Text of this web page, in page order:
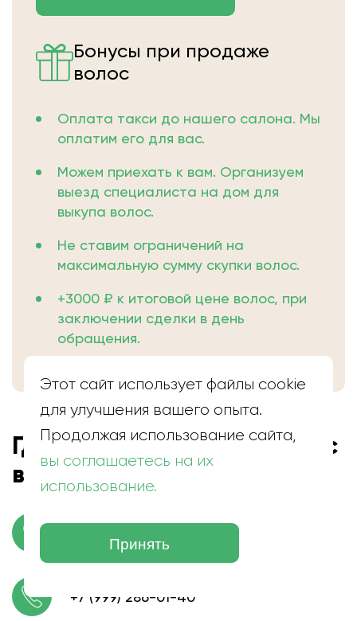
Бонусы при продаже
волос
Оплата такси до нашего салона. Мы
оплатим его для вас.
Можем приехать к вам. Организуем
выезд специалиста на дом для
выкупа волос.
Не ставим ограничений на
максимальную сумму скупки волос.
+3000 ₽ к итоговой цене волос, при
заключении сделки в день
обращения.
Где находится скупка волос
в Лихославле
г. Лихославль, ул. Льнозавода пос.
+7 (999) 286-01-40
Этот сайт использует файлы cookie
для улучшения вашего опыта.
Продолжая использование сайта,
вы соглашаетесь на их
использование.
Принять